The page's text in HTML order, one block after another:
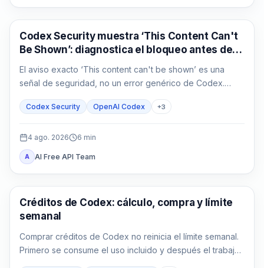
OpenAI Codex
Codex Security muestra ‘This Content Can't
Be Shown’: diagnostica el bloqueo antes de
El aviso exacto ‘This content can't be shown’ es una
señal de seguridad, no un error genérico de Codex.
tarea defensiva.
Codex Security OpenAI Codex +3
4 ago. 2026 6 min
A AI Free API Team
AI Development Tools
Créditos de Codex: cálculo, compra y límite
semanal
Comprar créditos de Codex no reinicia el límite semanal.
Primero se consume el uso incluido y después el trabajo